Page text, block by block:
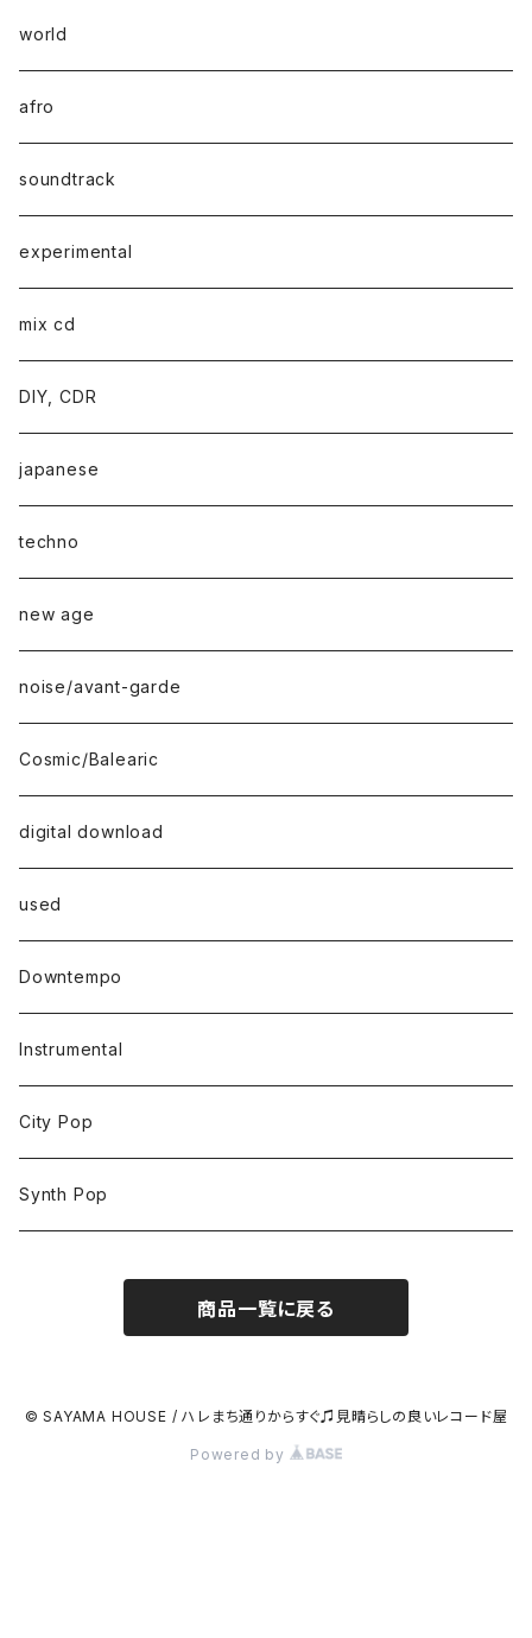
world
afro
soundtrack
experimental
mix cd
DIY, CDR
japanese
techno
new age
noise/avant-garde
Cosmic/Balearic
digital download
used
Downtempo
Instrumental
City Pop
Synth Pop
商品一覧に戻る
© SAYAMA HOUSE / ハレまち通りからすぐ♫見晴らしの良いレコード屋
Powered by